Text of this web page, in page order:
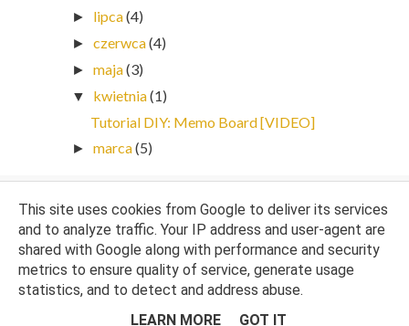
► lipca(4)
►czerwca(4)
►maja(3)
▼ kwietnia(1)
Tutorial DIY: Memo Board [VIDEO]
►marca(5)
Opiekun bloga:WebLove.PL. Wszelkie prawa zastrzeżone. Kasia Sojka.
This site uses cookies from Google to deliver its services
and to analyze traffic. Your IP address and user-agent are
shared with Google along with performance and security
metrics to ensure quality of service, generate usage
statistics, and to detect and address abuse.
LEARN MORE
GOT IT